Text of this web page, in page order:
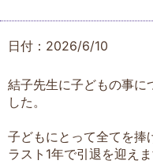
日付：2026/6/10
結子先生に子どもの事に
した。
子どもにとって全てを捧
ラスト1年で引退を迎えま